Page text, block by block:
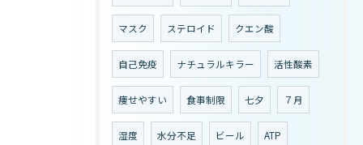
マスク ステロイド クエン酸
自己免疫 ナチュラルキラー 活性酸素
痩せやすい 食事制限 七夕 ７月
湿度 水分不足 ビール ATP